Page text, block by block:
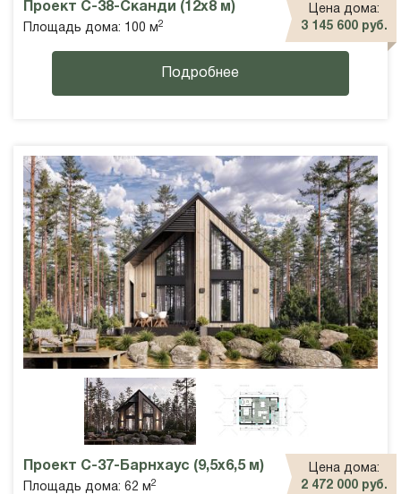
Проект С-38-Сканди (12х8 м)
Площадь дома: 100 м2
Цена дома:
3 145 600 руб.
Подробнее
Проект С-37-Барнхаус (9,5х6,5 м)
Площадь дома: 62 м2
Цена дома:
2 472 000 руб.